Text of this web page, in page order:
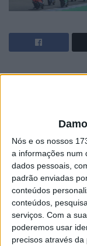
Nós e os nossos
a informações num
dados pessoais,
padrão enviadas
conteúdos
conteúdos,
serviços. Com a
poderemos usar
precisos através
Porque
Grelha à
do GP
um